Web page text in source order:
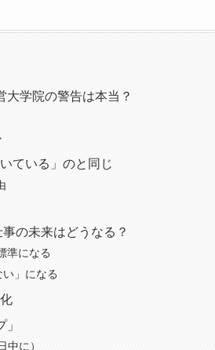
大学院の警告は本当？
ている」のと同じ
の未来はどうなる？
準になる
」になる
中に）